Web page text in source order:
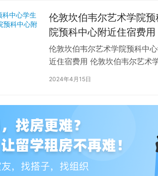
伦敦坎伯韦尔艺术学院
院预科中心附近住宿费用
伦敦坎伯韦尔艺术学院预科中
近住宿费用 伦敦坎伯韦尔艺术
2024年4月15日